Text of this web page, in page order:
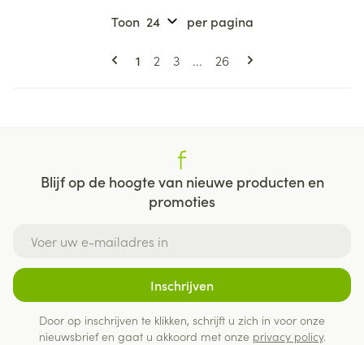
Pagina's
U lees momenteel pagina
1 Pagina
2 Pagina
3 ... Pagina
26
Toon per pagina
Blijf op de hoogte van nieuwe producten en
promoties
Inschrijven
Door op inschrijven te klikken, schrijft u zich in voor onze
nieuwsbrief en gaat u akkoord met onze privacy policy.